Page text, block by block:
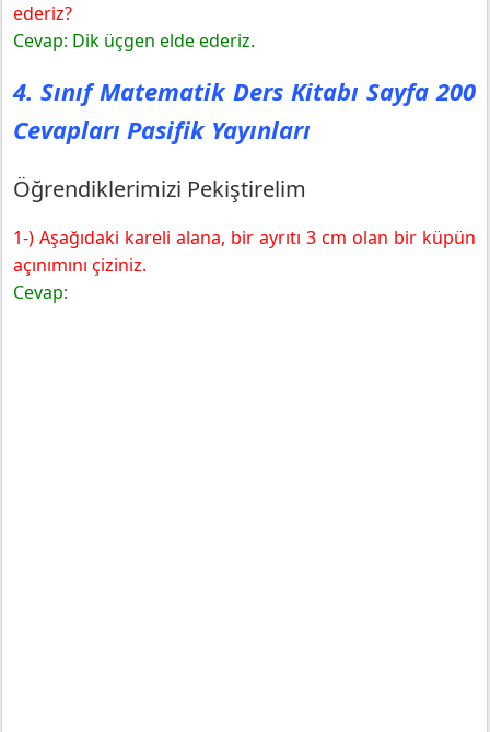
ederiz?
Cevap: Dik üçgen elde ederiz.
4. Sınıf Matematik Ders Kitabı Sayfa 200
Cevapları Pasifik Yayınları
Öğrendiklerimizi Pekiştirelim
1-) Aşağıdaki kareli alana, bir ayrıtı 3 cm olan bir küpün
açınımını çiziniz.
Cevap: